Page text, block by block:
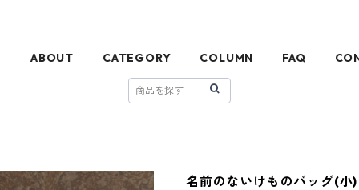
ABOUT CATEGORY COLUMN FAQ
名前のないけものバッグ(小